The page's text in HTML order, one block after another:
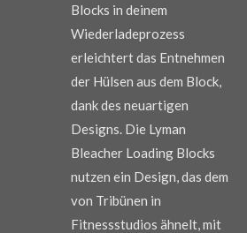
Blocks in deinem
Wiederladeprozess
erleichtert das Entnehmen
der Hülsen aus dem Block,
dank des neuartigen
Designs. Die Lyman
Bleacher Loading Blocks
nutzen ein Design, das dem
von Tribünen in
Fitnessstudios ähnelt, mit